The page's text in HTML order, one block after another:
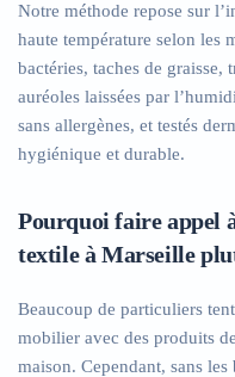
Notre méthode repose sur
haute température selon les
bactéries, taches de graisse,
auréoles laissées par
sans allergènes, et testés
hygiénique et durable.
Pourquoi faire appel
textile à Marseille
Beaucoup de particuliers
mobilier avec des produits
maison. Cependant, sans